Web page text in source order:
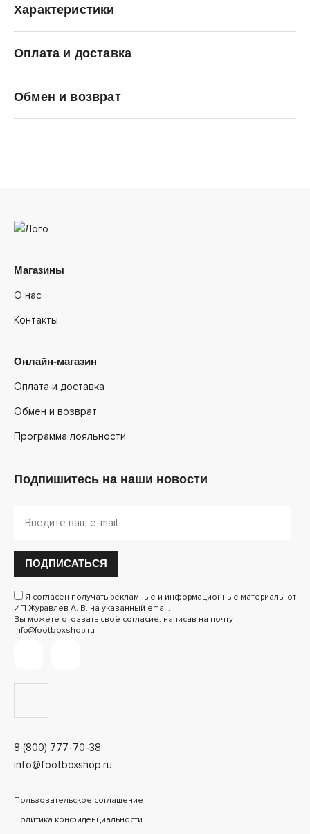
Характеристики
Оплата и доставка
Обмен и возврат
8 (800) 777-70-38
info@footboxshop.ru
Магазины
О нас
Контакты
Онлайн-магазин
Оплата и доставка
Обмен и возврат
Программа лояльности
Подпишитесь на наши новости
ПОДПИСАТЬСЯ
Я согласен получать рекламные и информационные материалы от
ИП Журавлев А. В. на указанный email.
Вы можете отозвать своё согласие, написав на почту
info@footboxshop.ru
Пользовательское соглашение
Политика конфиденциальности